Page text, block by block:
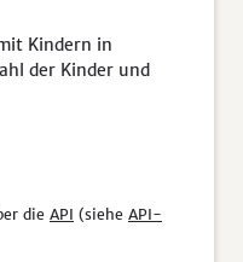
Kindern in
der Kinder und
die API (siehe API-